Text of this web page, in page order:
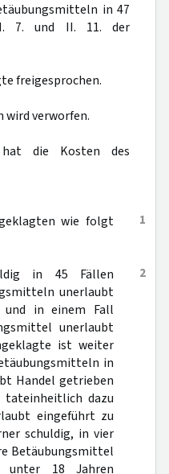
in 47
7. und II. 11. der
freigesprochen.
wird verworfen.
hat die Kosten des
1
wie folgt
2
in 45 Fällen
unerlaubt
und in einem Fall
unerlaubt
ist weiter
in
Handel getrieben
dazu
eingeführt zu
schuldig, in vier
Betäubungsmittel
unter 18 Jahren